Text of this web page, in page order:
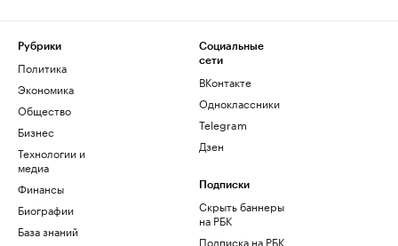
Рубрики
Политика
Экономика
Общество
Бизнес
Технологии и
медиа
Финансы
Биографии
База знаний
Социальные
сети
ВКонтакте
Одноклассники
Telegram
Дзен
Подписки
Скрыть баннеры
на РБК
Подписка на РБК